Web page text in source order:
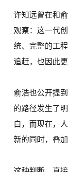
许知远曾在和
观察：这一代
统、完整的工
追赶，也因此
俞浩也公开提
的路径发生了
白，而现在，
新的同时，叠